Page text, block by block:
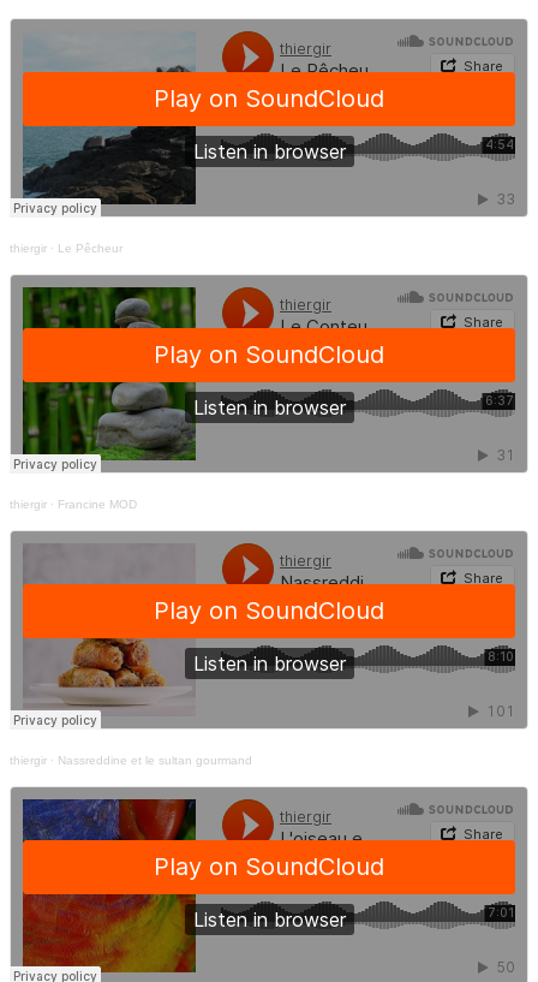
thiergir · Le Pêcheur
thiergir · Francine MOD
thiergir · Nassreddine et le sultan gourmand